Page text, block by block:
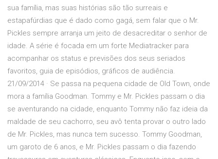
sua família, mas suas histórias são tão surreais e
estapafúrdias que é dado como gagá, sem falar que o Mr.
Pickles sempre arranja um jeito de desacreditar o senhor de
idade. A série é focada em um forte Mediatracker para
acompanhar os status e previsões dos seus seriados
favoritos, guia de episódios, gráficos de audiência.
21/09/2014 · Se passa na pequena cidade de Old Town, onde
mora a família Goodman. Tommy e Mr. Pickles passam o dia
se aventurando na cidade, enquanto Tommy não faz ideia da
maldade de seu cachorro, seu avô tenta provar o outro lado
de Mr. Pickles, mas nunca tem sucesso. Tommy Goodman,
um garoto de 6 anos, e Mr. Pickles passam o dia fazendo